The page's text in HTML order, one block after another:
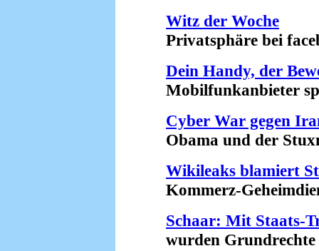
Witz der Woche
Privatsphäre bei
Dein Handy, der
Mobilfunkanbieter
Cyber War gegen
Obama und der
Wikileaks blamiert
Kommerz-
Schaar: Mit Staats-
wurden Grundrechte